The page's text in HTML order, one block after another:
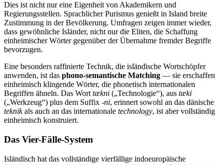
Dies ist nicht nur eine Eigenheit von Akademikern und
Regierungsstellen. Sprachlicher Purismus genießt in Island breite
Zustimmung in der Bevölkerung. Umfragen zeigen immer wieder,
dass gewöhnliche Isländer, nicht nur die Eliten, die Schaffung
einheimischer Wörter gegenüber der Übernahme fremder Begriffe
bevorzugen.
Eine besonders raffinierte Technik, die isländische Wortschöpfer
anwenden, ist das phono-semantische Matching — sie erschaffen
einheimisch klingende Wörter, die phonetisch internationalen
Begriffen ähneln. Das Wort tækni („Technologie“), aus tæki
(„Werkzeug“) plus dem Suffix -ni, erinnert sowohl an das dänische
teknikals auch an das internationale technology, ist aber vollständig
einheimisch konstruiert.
Das Vier-Fälle-System
Isländisch hat das vollständige vierfällige indoeuropäische